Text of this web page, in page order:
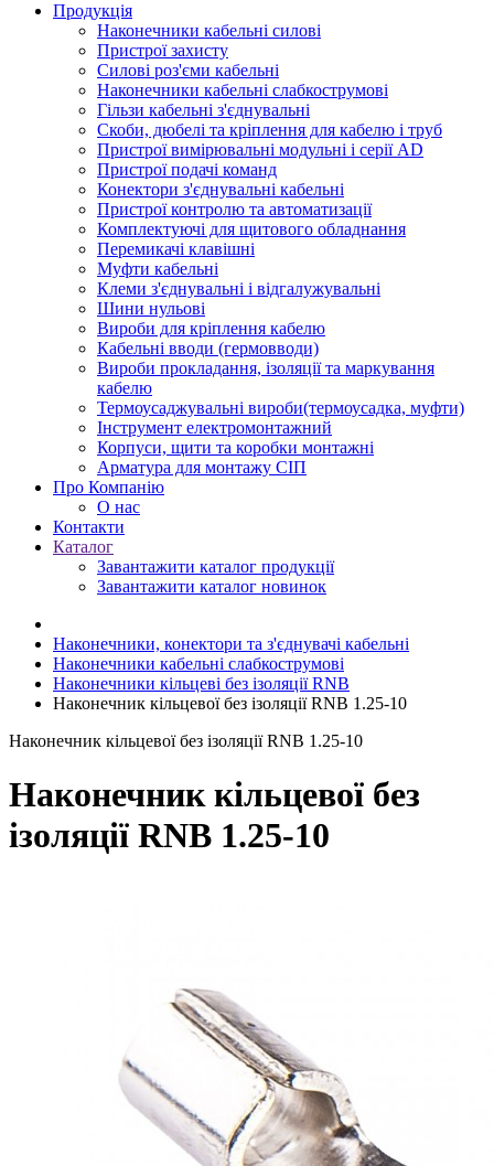
Продукція
Наконечники кабельні силові
Пристрої захисту
Силові роз'єми кабельні
Наконечники кабельні слабкострумові
Гільзи кабельні з'єднувальні
Скоби, дюбелі та кріплення для кабелю і труб
Пристрої вимірювальні модульні і серії AD
Пристрої подачі команд
Конектори з'єднувальні кабельні
Пристрої контролю та автоматизації
Комплектуючі для щитового обладнання
Перемикачі клавішні
Муфти кабельні
Клеми з'єднувальні і відгалужувальні
Шини нульові
Вироби для кріплення кабелю
Кабельні вводи (гермовводи)
Вироби прокладання, iзоляції та маркування
кабелю
Термоусаджувальні вироби(термоусадка, муфти)
Інструмент електромонтажний
Корпуси, щити та коробки монтажні
Арматура для монтажу СІП
Про Компанію
О нас
Контакти
Каталог
Завантажити каталог продукції
Завантажити каталог новинок
Наконечники, конектори та з'єднувачі кабельні
Наконечники кабельні слабкострумові
Наконечники кільцеві без ізоляції RNB
Наконечник кільцевої без ізоляції RNB 1.25-10
Наконечник кільцевої без ізоляції RNB 1.25-10
Наконечник кільцевої без
ізоляції RNB 1.25-10